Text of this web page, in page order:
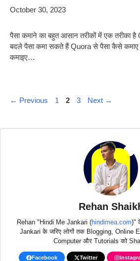
October 30, 2023
पैसा कमाने का बहुत आसान तरीकों में एक तरीका
बदले पैसा कमा सकते हैं Quora से पैसा कैसे कमाए
कमाइए…
← Previous Page
1 Page
2 Page
3 Next →
Rehan
Rehan "Hindi Me Jankari (hindimea.com)"
Jankari के जरिए लोगों तक Blogging, Online
Computer और Tutorials को
Facebook Twitter